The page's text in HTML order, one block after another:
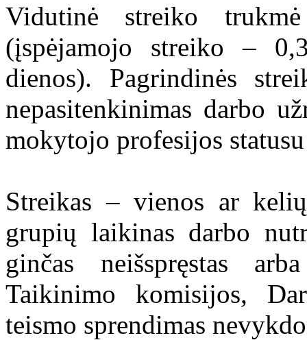
Vidutinė streiko
(įspėjamojo streiko –
dienos). Pagrindinės
nepasitenkinimas darbo
mokytojo profesijos
Streikas – vienos ar
grupių laikinas darbo
ginčas neišspręstas
Taikinimo komisijos,
teismo sprendimas